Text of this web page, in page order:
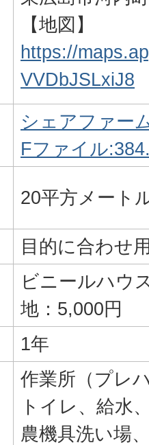
【地図】
https://
VVDbJSLxiJ8
シェアファー
Fファイル
20平方メート
目的に合わせ
ビニールハウ
地：5,000円
1年
作業所（プレ
トイレ、給水
農機具洗い場